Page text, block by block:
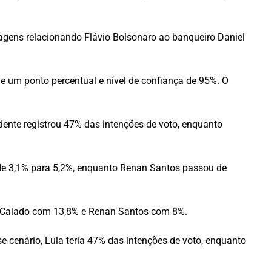
relacionando Flávio Bolsonaro ao banqueiro Daniel
um ponto percentual e nível de confiança de 95%. O
registrou 47% das intenções de voto, enquanto
para 5,2%, enquanto Renan Santos passou de
com 13,8% e Renan Santos com 8%.
Lula teria 47% das intenções de voto, enquanto